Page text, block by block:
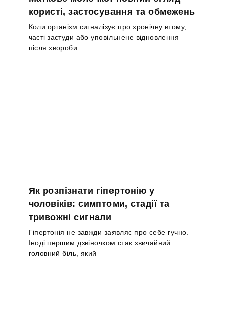
користі, застосування та обмежень
Коли організм сигналізує про хронічну втому,
часті застуди або уповільнене відновлення
після хвороби
Як розпізнати гіпертонію у
чоловіків: симптоми, стадії та
тривожні сигнали
Гіпертонія не завжди заявляє про себе гучно.
Іноді першим дзвіночком стає звичайний
головний біль, який